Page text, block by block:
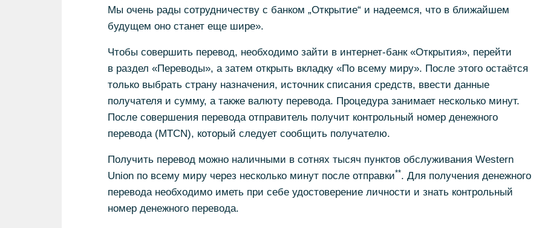
Мы очень рады сотрудничеству с банком „Открытие“ и надеемся, что в ближайшем
будущем оно станет еще шире».
Чтобы совершить перевод, необходимо зайти в интернет-банк «Открытия», перейти
в раздел «Переводы», а затем открыть вкладку «По всему миру». После этого остаётся
только выбрать страну назначения, источник списания средств, ввести данные
получателя и сумму, а также валюту перевода. Процедура занимает несколько минут.
После совершения перевода отправитель получит контрольный номер денежного
перевода (MTCN), который следует сообщить получателю.
Получить перевод можно наличными в сотнях тысяч пунктов обслуживания Western
Union по всему миру через несколько минут после отправки**. Для получения денежного
перевода необходимо иметь при себе удостоверение личности и знать контрольный
номер денежного перевода.